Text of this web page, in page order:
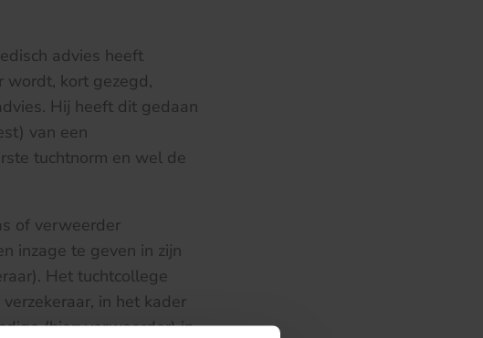
advies heeft
wordt, kort gezegd,
Hij heeft dit gedaan
van een
tuchtnorm en wel de
of verweerder
inzage te geven in zijn
Het tuchtcollege
in het kader
(hier: verweerder) in